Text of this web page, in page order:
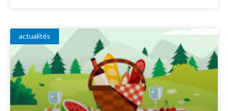
actualités